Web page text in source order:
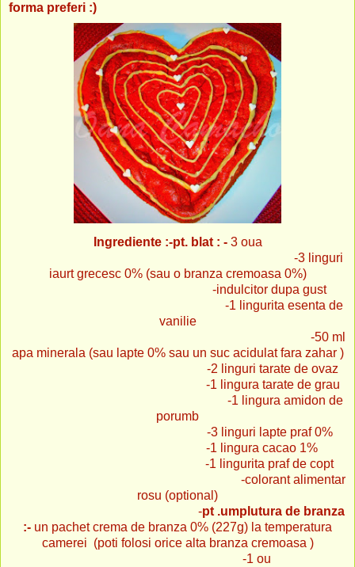
forma preferi :)
Ingrediente :-pt. blat: - 3 oua
-3 linguri
iaurt grecesc 0% (sau o branza cremoasa 0%)
-indulcitor dupa gust
-1 lingurita esenta de
vanilie
-50 ml
apa minerala (sau lapte 0% sau un suc acidulat fara zahar )
-2 linguri tarate de ovaz
-1 lingura tarate de grau
-1 lingura amidon de
porumb
-3 linguri lapte praf 0%
-1 lingura cacao 1%
-1 lingurita praf de copt
-colorant alimentar
rosu (optional)
-pt .umplutura de branza
:- un pachet crema de branza 0% (227g) la temperatura
camerei (poti folosi orice alta branza cremoasa )
-1 ou